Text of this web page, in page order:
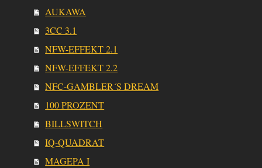
AUKAWA
3CC 3.1
NFW-EFFEKT 2.1
NFW-EFFEKT 2.2
NFC-GAMBLER´S DREAM
100 PROZENT
BILLSWITCH
IQ-QUADRAT
MAGEPA I